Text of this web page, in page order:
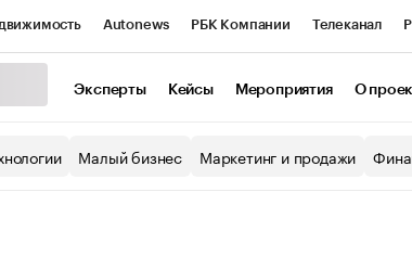
Autonews РБК Компании Телеканал
Экономика Бизнес
Эксперты Кейсы Мероприятия О
Малый бизнес Маркетинг и продажи